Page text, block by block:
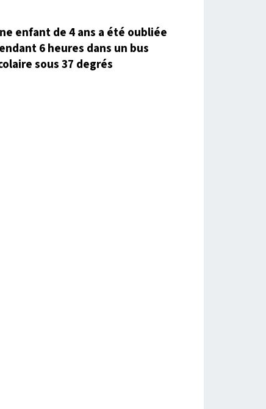
enfant de 4 ans a été oubliée
6 heures dans un bus
sous 37 degrés